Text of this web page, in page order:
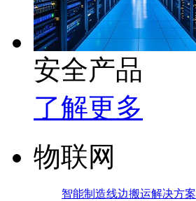
安全产品
了解更多
物联网
智能制造线边搬运解决方案